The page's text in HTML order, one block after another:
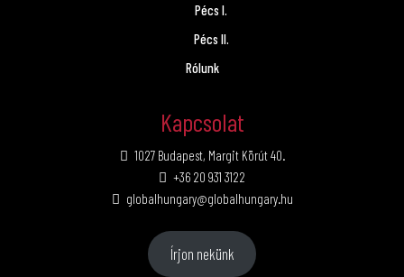
Pécs I.
Pécs II.
Rólunk
Kapcsolat
1027 Budapest, Margit Körút 40.
+36 20 931 3122
globalhungary@globalhungary.hu
Írjon nekünk